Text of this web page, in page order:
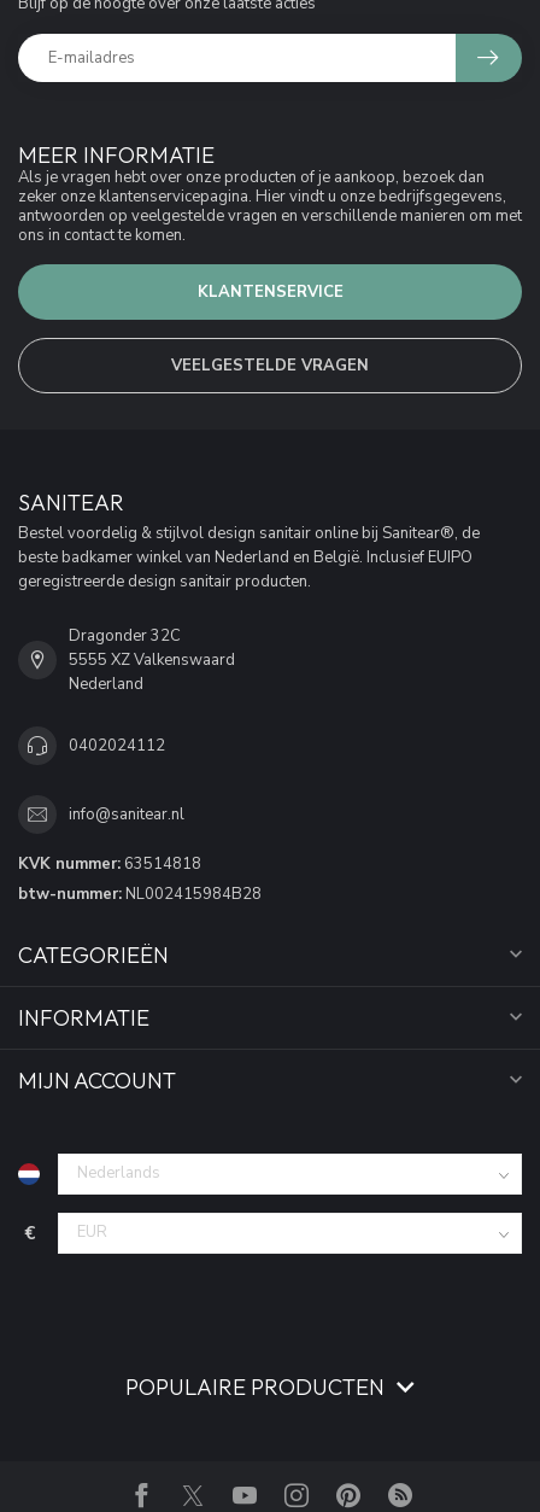
MEER INFORMATIE
Als je vragen hebt over onze producten of je aankoop, bezoek dan
zeker onze klantenservicepagina. Hier vindt u onze bedrijfsgegevens,
antwoorden op veelgestelde vragen en verschillende manieren om met
ons in contact te komen.
KLANTENSERVICE
VEELGESTELDE VRAGEN
SANITEAR
Bestel voordelig & stijlvol design sanitair online bij Sanitear®, de
beste badkamer winkel van Nederland en België. Inclusief EUIPO
geregistreerde design sanitair producten.
Dragonder 32C
5555 XZ Valkenswaard
Nederland
0402024112
info@sanitear.nl
KVK nummer: 63514818
btw-nummer: NL002415984B28
CATEGORIEËN
INFORMATIE
MIJN ACCOUNT
€
POPULAIRE PRODUCTEN